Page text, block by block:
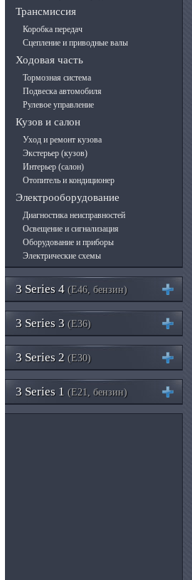
Трансмиссия
Коробка передач
Сцепление и приводные валы
Ходовая часть
Тормозная система
Подвеска автомобиля
Рулевое управление
Кузов и салон
Уход и ремонт кузова
Экстерьер (кузов)
Интерьер (салон)
Отопитель и кондиционер
Электрооборудование
Диагностика неисправностей
Освещение и сигнализация
Оборудование и приборы
Электрические схемы
3 Series 4 (E46, бензин)
3 Series 3 (E36)
3 Series 2 (E30)
3 Series 1 (E21, бензин)